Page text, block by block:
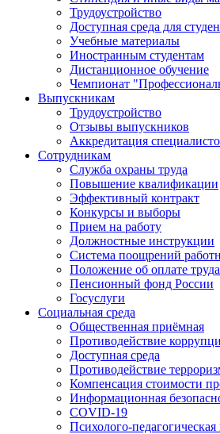
Трудоустройство
Доступная среда для
Учебные материалы
Иностранным студентам
Дистанционное обучение
Чемпионат
Выпускникам
Трудоустройство
Отзывы выпускников
Аккредитация
Сотрудникам
Служба охраны труда
Повышение квалификации
Эффективный контракт
Конкурсы и выборы
Прием на работу
Должностные инструкции
Система поощрений
Положение об оплате труда
Пенсионный фонд России
Госуслуги
Социальная среда
Общественная приёмная
Противодействие
Доступная среда
Противодействие
Компенсация стоимости
Информационная
COVID-19
Психолого-